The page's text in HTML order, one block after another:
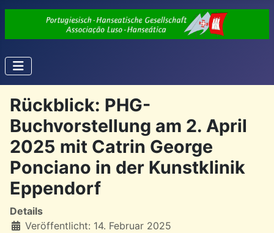
Rückblick: PHG-
Buchvorstellung am 2. April
2025 mit Catrin George
Ponciano in der Kunstklinik
Eppendorf
Details
Veröffentlicht: 14. Februar 2025